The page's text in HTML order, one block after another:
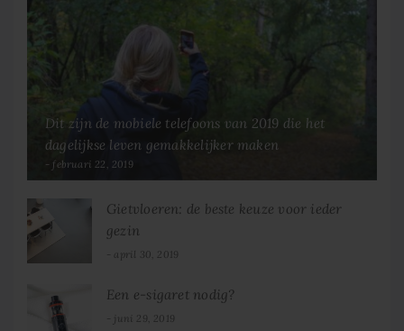
Dit zijn de mobiele telefoons van 2019 die het
dagelijkse leven gemakkelijker maken
februari 22, 2019
Gietvloeren: de beste keuze voor ieder
gezin
april 30, 2019
Een e-sigaret nodig?
juni 29, 2019